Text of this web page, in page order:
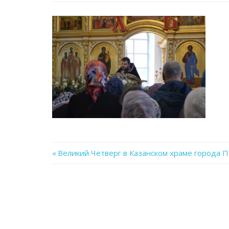
Previous
Великий Четверг в Казанском храме города